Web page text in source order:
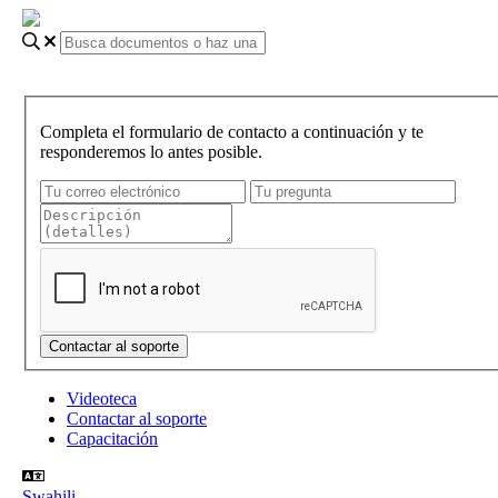
Completa el formulario de contacto a continuación y te
responderemos lo antes posible.
Videoteca
Contactar al soporte
Capacitación